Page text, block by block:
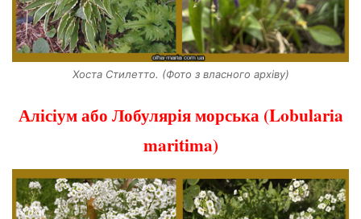
Хоста Стилетто. (Фото з власного архіву)
Алісіум або Лобулярія морська (Lobularia
maritima)